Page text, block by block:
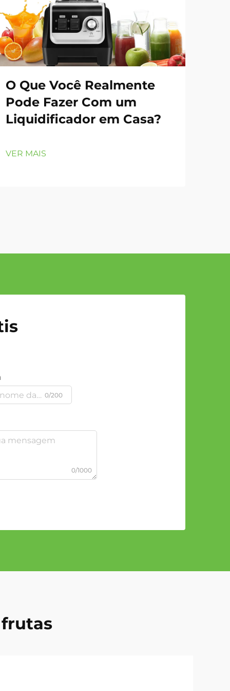
O Que Você Realmente
Pode Fazer Com um
Liquidificador em Casa?
VER MAIS
0/200
0/1000